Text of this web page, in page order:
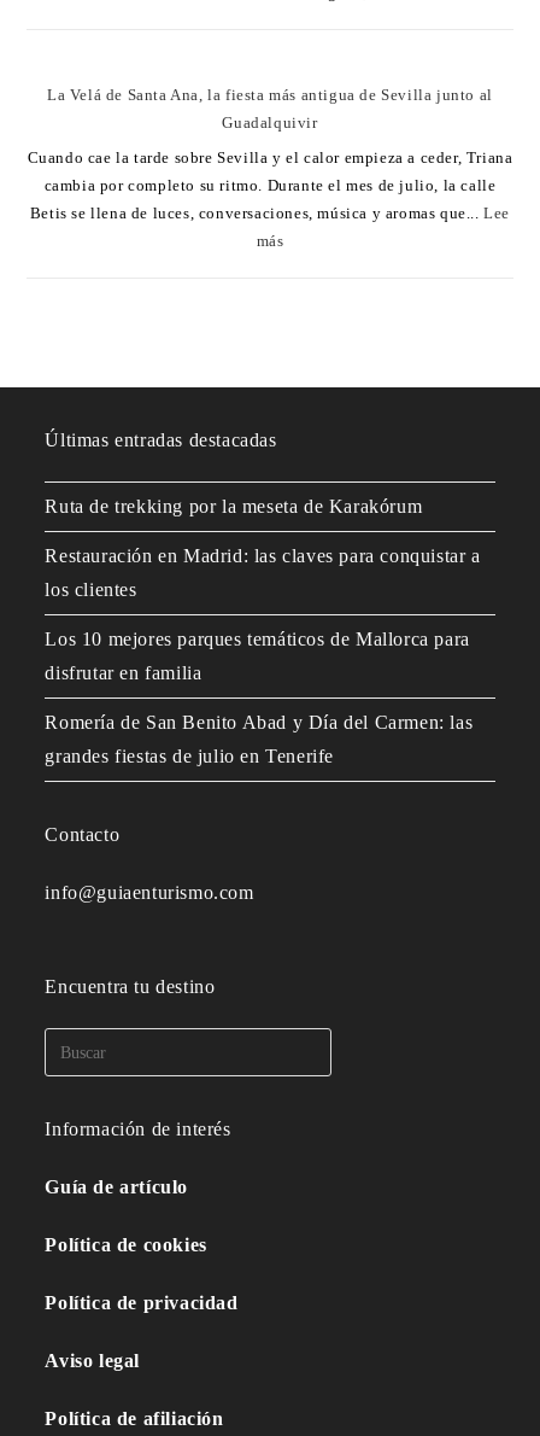
La Velá de Santa Ana, la fiesta más antigua de Sevilla junto al
Guadalquivir
Cuando cae la tarde sobre Sevilla y el calor empieza a ceder, Triana
cambia por completo su ritmo. Durante el mes de julio, la calle
Betis se llena de luces, conversaciones, música y aromas que...Lee
más
Últimas entradas destacadas
Ruta de trekking por la meseta de Karakórum
Restauración en Madrid: las claves para conquistar a
los clientes
Los 10 mejores parques temáticos de Mallorca para
disfrutar en familia
Romería de San Benito Abad y Día del Carmen: las
grandes fiestas de julio en Tenerife
Contacto
info@guiaenturismo.com
Encuentra tu destino
Información de interés
Guía de artículo
Política de cookies
Política de privacidad
Aviso legal
Política de afiliación